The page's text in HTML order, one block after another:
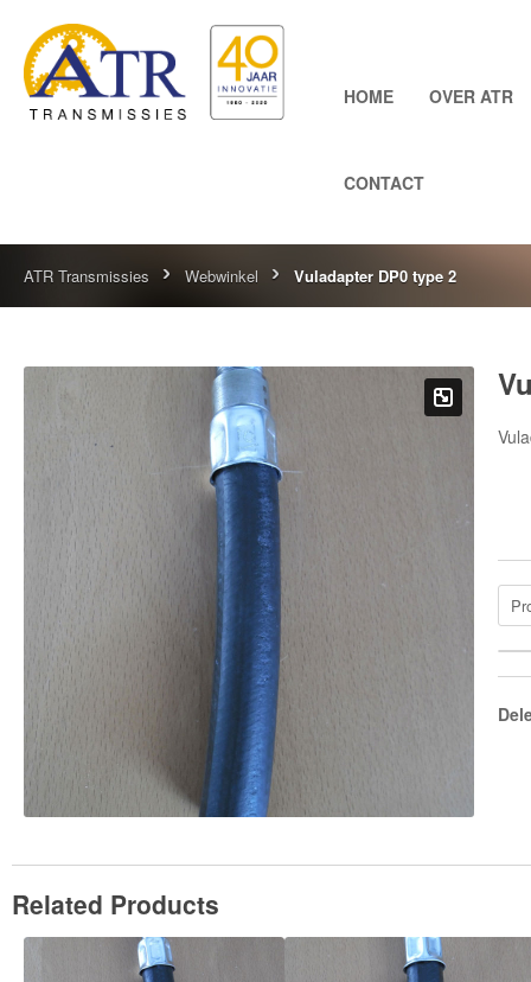
HOME OVER ATR
CONTACT
ATR Transmissies Webwinkel Vuladapter DP0 type 2
Related Products